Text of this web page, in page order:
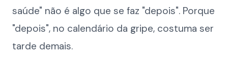
saúde" não é algo que se faz "depois". Porque
"depois", no calendário da gripe, costuma ser
tarde demais.